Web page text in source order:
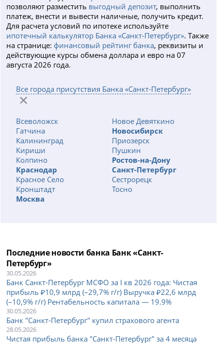
позволяют разместить выгодный депозит, выполнить
платеж, внести и вывести наличные, получить кредит.
Для расчета условий по ипотеке используйте
ипотечный калькулятор Банка «Санкт-Петербург». Также
на странице:финансовый рейтинг банка, реквизиты и
действующие курсы обмена доллара и евро на 07
августа 2026 года.
Все города присутствия Банка «Санкт-Петербург»
Всеволожск
Гатчина
Калининград
Кириши
Колпино
Краснодар
Красное Село
Кронштадт
Москва
Новое Девяткино
Новосибирск
Приозерск
Пушкин
Ростов-на-Дону
Санкт-Петербург
Сестрорецк
Тосно
Последние новости банка Банк «Санкт-
Петербург»
30.05.2026
Банк Санкт-Петербург МСФО за I кв 2026 года: Чистая
прибыль ₽10,9 млрд (–29,7% г/г) Выручка ₽22,6 млрд
(–10,9% г/г) Рентабельность капитала — 19.9%
30.05.2026
Банк "Санкт-Петербург" купил страхового агента
28.05.2026
Чистая прибыль банка "Санкт-Петербург" за 4 месяца